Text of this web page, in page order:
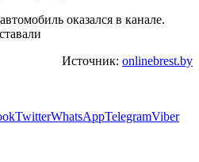
Источник: onlinebrest.by
TwitterWhatsAppTelegramViber